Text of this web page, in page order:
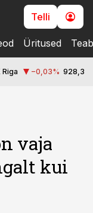
Telli
Üritused
Riga −0,03% 928,3
vaja
kui